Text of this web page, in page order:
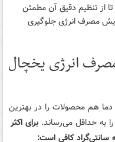
از تنظیم دقیق آن مطمئن
مصرف انرژی جلوگیری
انرژی یخچال
هم محصولات را در بهترین
به حداقل می‌رساند. برای اکثر